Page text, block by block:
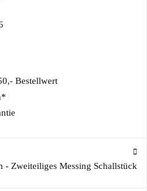
Bestellwert
Zweiteiliges Messing Schallstück